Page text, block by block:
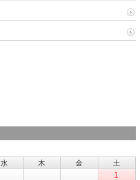
水 木 金
土
1